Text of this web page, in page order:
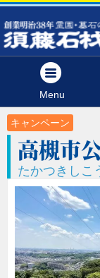
Menu
キャンペーン
高槻市
たかつきしこ